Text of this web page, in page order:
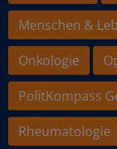
Menschen &
Onkologie
PolitKompass
Rheumatologie